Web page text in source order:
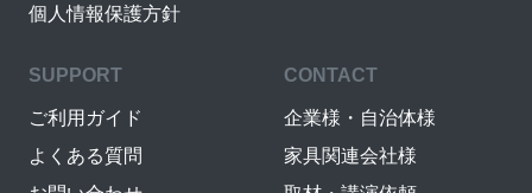
個人情報保護方針
SUPPORT
ご利用ガイド
よくある質問
CONTACT
企業様・自治体様
家具関連会社様